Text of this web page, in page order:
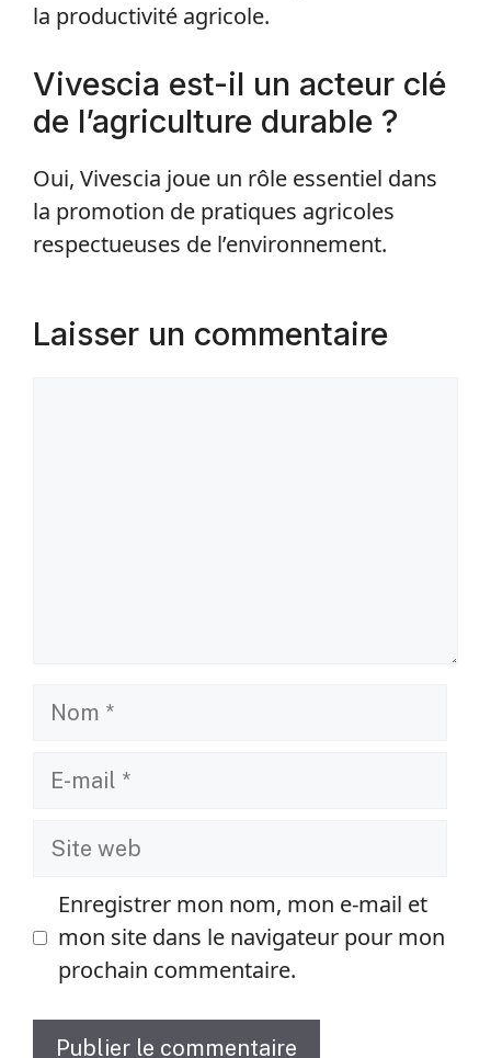
la productivité agricole.
Vivescia est-il un acteur clé
de l’agriculture durable ?
Oui, Vivescia joue un rôle essentiel dans
la promotion de pratiques agricoles
respectueuses de l’environnement.
Laisser un commentaire
Nom
Site
Enregistrer mon nom, mon e-mail et
mon site dans le navigateur pour mon
prochain commentaire.